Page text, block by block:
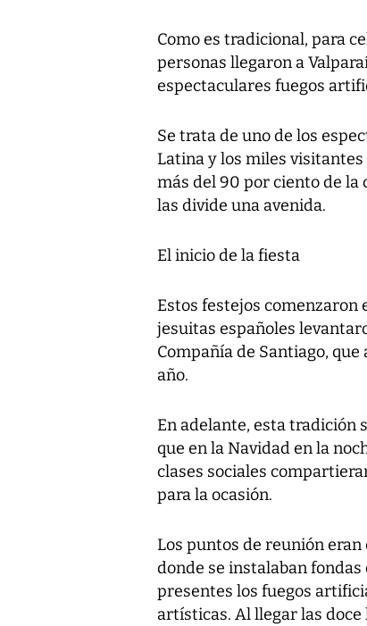
Como es tradicional, para
personas llegaron a
espectaculares fuegos
Se trata de uno de los
Latina y los miles
más del 90 por ciento de la
las divide una avenida.
El inicio de la fiesta
Estos festejos comenzaron
jesuitas españoles
Compañía de Santiago,
año.
En adelante, esta tradición
que en la Navidad en la
clases sociales
para la ocasión.
Los puntos de reunión
donde se instalaban
presentes los fuegos
artísticas. Al llegar las doce